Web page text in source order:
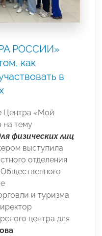
РОССИИ»
как
в
Центра «Мой
на тему
физических лиц
выступила
отделения
и туризма
центра для
.